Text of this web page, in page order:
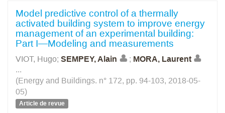
Model predictive control of a thermally
activated building system to improve energy
management of an experimental building:
Part I—Modeling and measurements
VIOT, Hugo; SEMPEY, Alain ; MORA, Laurent
...
(Energy and Buildings. n° 172, pp. 94-103, 2018-05-
05)
Article de revue